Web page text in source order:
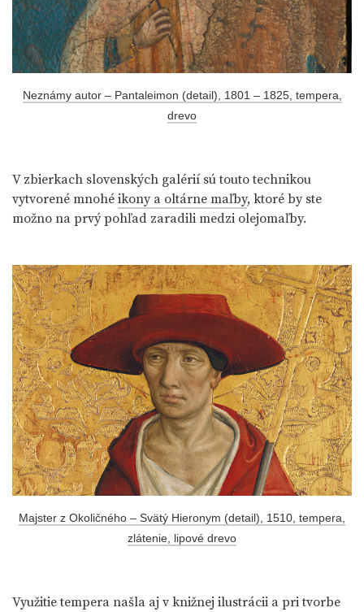
Neznámy autor – Pantaleimon (detail), 1801 – 1825, tempera,
drevo
V zbierkach slovenských galérií sú touto technikou
vytvorené mnohé ikony a oltárne maľby, ktoré by ste
možno na prvý pohľad zaradili medzi olejomaľby.
Majster z Okoličného – Svätý Hieronym (detail), 1510, tempera,
zlátenie, lipové drevo
Využitie tempera našla aj v knižnej ilustrácii a pri tvorbe